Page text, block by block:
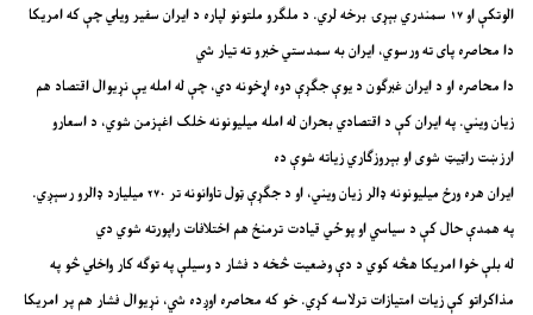
الوتکې او ۱۷ سمندري بېړۍ برخه لري. د ملګرو ملتونو لپاره د ایران سفیر ویلي چې که امریکا
دا محاصره پای ته ورسوي، ایران به سمدستي خبرو ته تیار شي
دا محاصره او د ایران غبرګون د یوې جګړې دوه اړخونه دي، چې له امله یې نړیوال اقتصاد هم
زیان ویني. په ایران کې د اقتصادي بحران له امله میلیونونه خلک اغېزمن شوي، د اسعارو
ارزښت راټیټ شوی او بېروزګاري زیاته شوې ده
ایران هره ورځ میلیونونه ډالر زیان ویني، او د جګړې ټول تاوانونه تر ۲۷۰ میلیارد ډالرو رسېږي.
په همدې حال کې د سیاسي او پوځي قیادت ترمنځ هم اختلافات راپورته شوي دي
له بلې خوا امریکا هڅه کوي د دې وضعیت څخه د فشار د وسیلې په توګه کار واخلي څو په
مذاکراتو کې زیات امتیازات ترلاسه کړي. خو که محاصره اوږده شي، نړیوال فشار هم پر امریکا